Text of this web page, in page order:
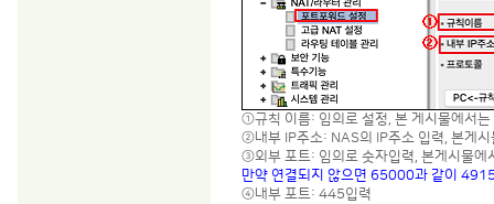
①규칙 이름: 임의로 설정, 본 게시물에서는
②내부 IP주소: NAS의 IP주소 입력, 본게
③외부 포트: 임의로 숫자입력, 본게시물에
만약 연결되지 않으면 65000과 같이
④내부 포트: 445입력